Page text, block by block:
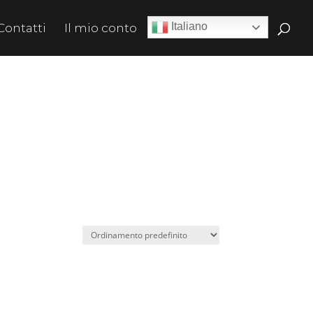
Il mio conto Italiano